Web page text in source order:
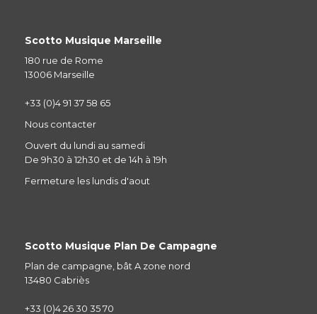
Scotto Musique Marseille
180 rue de Rome
13006 Marseille
+33 (0)4 91 37 58 65
Nous contacter
Ouvert du lundi au samedi
De 9h30 à 12h30 et de 14h à 19h
Fermeture les lundis d'aout
Scotto Musique Plan De Campagne
Plan de campagne, bât A zone nord
13480 Cabriès
+33 (0)4 26 30 35 70